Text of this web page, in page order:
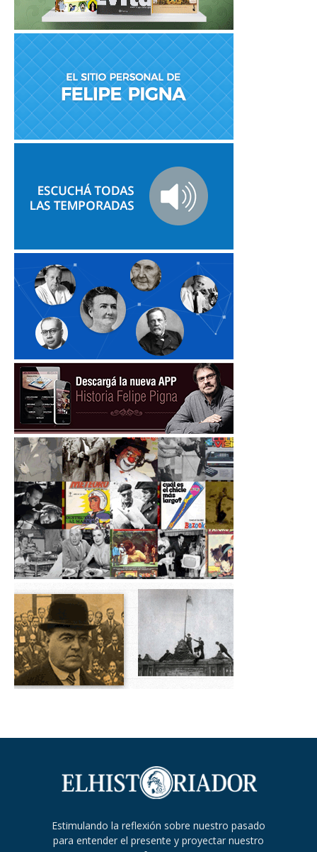
Estimulando la reflexión sobre nuestro pasado
para entender el presente y proyectar nuestro